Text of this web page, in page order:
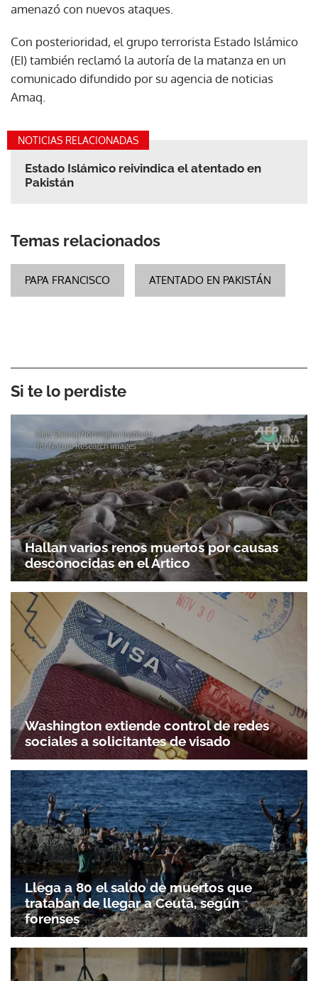
amenazó con nuevos ataques.
Con posterioridad, el grupo terrorista Estado Islámico
(EI) también reclamó la autoría de la matanza en un
comunicado difundido por su agencia de noticias
Amaq.
NOTICIAS RELACIONADAS
Estado Islámico reivindica el atentado en
Pakistán
Temas relacionados
PAPA FRANCISCO ATENTADO EN PAKISTÁN
Si te lo perdiste
Hallan varios renos muertos por causas
desconocidas en el Ártico
Washington extiende control de redes
sociales a solicitantes de visado
Llega a 80 el saldo de muertos que
trataban de llegar a Ceuta, según
forenses